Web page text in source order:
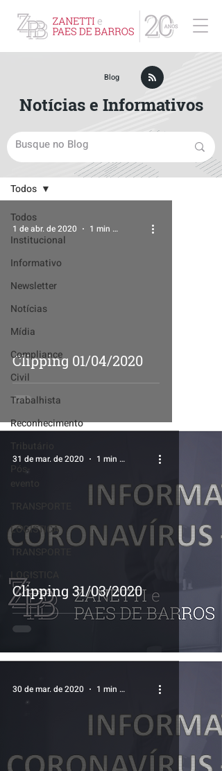
Blog
Todos
Institucional
Informativo
Newsletter
Notícias
Mídia
Compliance
Civil
Trabalhista
Reconhecimento
Tributário
Pós-
LOGISTICA
LOGISTICA
Todos
Clipping 01/04/2020
1 de abr. de 2020 1 min de leitura
Clipping 31/03/2020
31 de mar. de 2020 1 min de leitura
30 de mar. de 2020 1 min de leitura
Blog
Notícias e Informativos